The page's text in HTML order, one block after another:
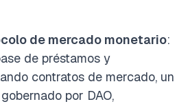
de mercado monetario:
de préstamos y
contratos de mercado, un
por DAO,